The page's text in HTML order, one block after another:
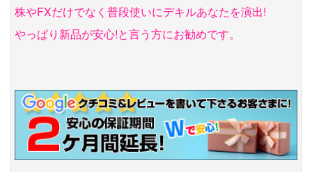
株やFXだけでなく普段使いにデキルあなたを演出!
やっぱり新品が安心!と言う方にお勧めです。